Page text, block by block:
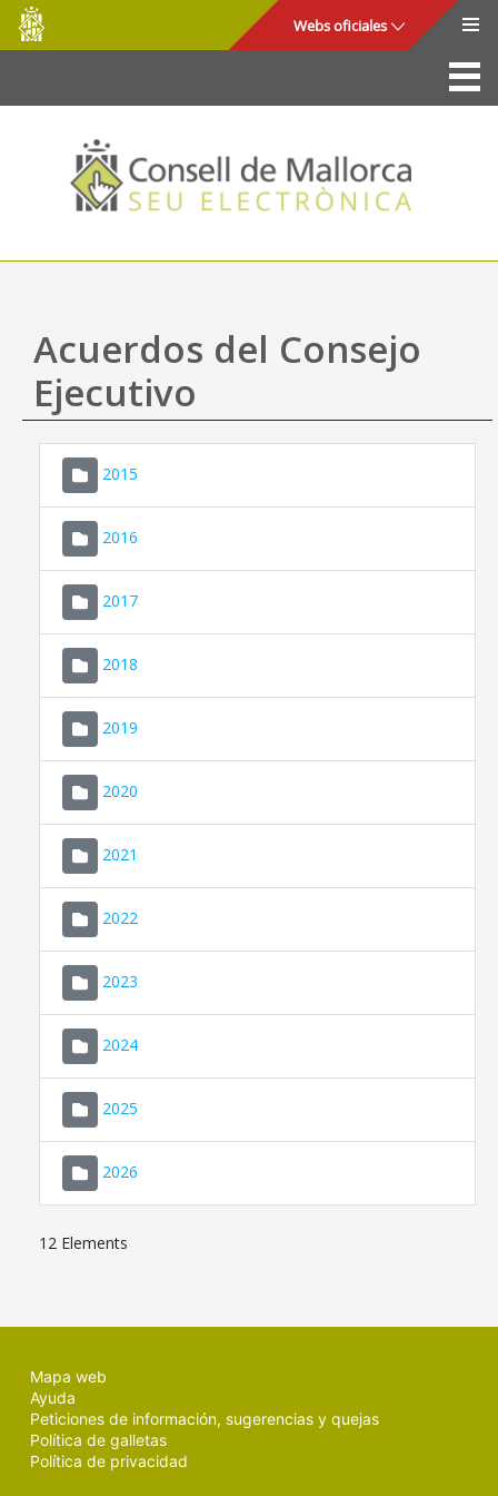
Saltar al contenido principal
Consell
de
Mallorca
Webs oficiales
La Sede
Consejo de Mallorca
Acceso y seguridad
Utilidades
Mapa web
Ayuda
Acuerdos del Consejo
Ejecutivo
2015
2016
2017
2018
2019
2020
2021
2022
2023
2024
2025
2026
12 Elements
Mapa web
Ayuda
Peticiones de información, sugerencias y quejas
Política de galletas
Política de privacidad